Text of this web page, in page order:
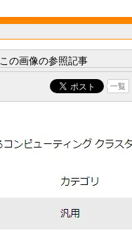
この画像の参照記事
一覧